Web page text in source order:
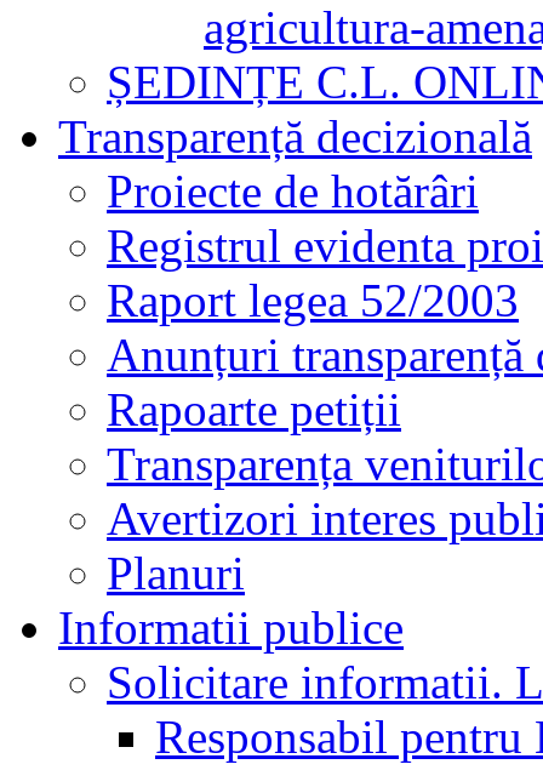
agricultura-
ȘEDINȚE C.L.
Transparență decizională
Proiecte de hotărâri
Registrul evidenta
Raport legea 52/2003
Anunțuri transparență
Rapoarte petiții
Transparența
Avertizori interes
Planuri
Informatii publice
Solicitare informatii.
Responsabil pentru